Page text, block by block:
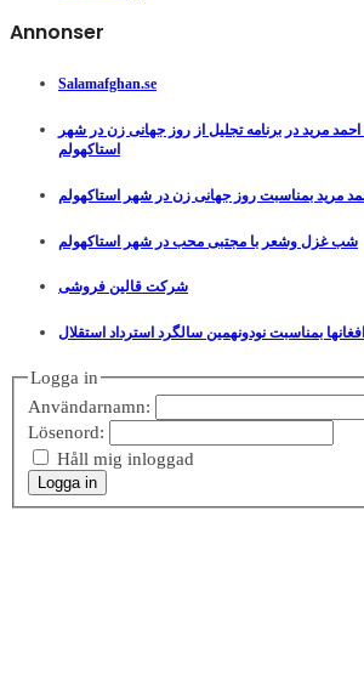
Annonser
Salamafghan.se
مرید در برنامه تجلیل از روز جهانی زن در شهر
استاکهولم
مرید بمناسبت روز جهانی زن در شهر استاکهولم
شب غزل وشعر با مجتبی محب در شهر استاکهولم
شرکت قالین فروشی
بمناسبت نودونهمین سالگرد استرداد استقلال
Logga in
Användarnamn:
Lösenord:
Håll mig inloggad
Logga in